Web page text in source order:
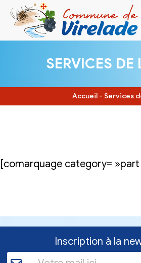
VIVRE ENSEMBLE
SE DIVERTIR
SERVICES DE
Accueil - Services
[comarquage category= »part
Inscription à la